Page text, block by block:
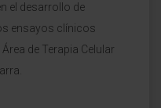
el desarrollo de
ensayos clínicos
de Terapia Celular